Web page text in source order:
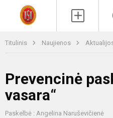
Titulinis Naujienos
Prevencinė
vasara“
Paskelbė : Angelina Naruševičienė